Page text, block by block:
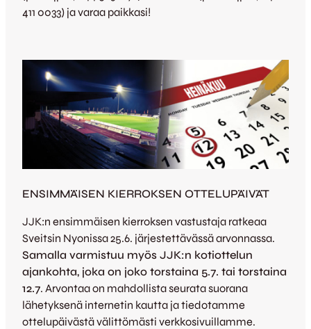
411 0033) ja varaa paikkasi!
ENSIMMÄISEN KIERROKSEN OTTELUPÄIVÄT
JJK:n ensimmäisen kierroksen vastustaja ratkeaa
Sveitsin Nyonissa 25.6. järjestettävässä arvonnassa.
Samalla varmistuu myös JJK:n kotiottelun
ajankohta, joka on joko torstaina 5.7. tai torstaina
12.7. Arvontaa on mahdollista seurata suorana
lähetyksenä internetin kautta ja tiedotamme
ottelupäivästä välittömästi verkkosivuillamme.